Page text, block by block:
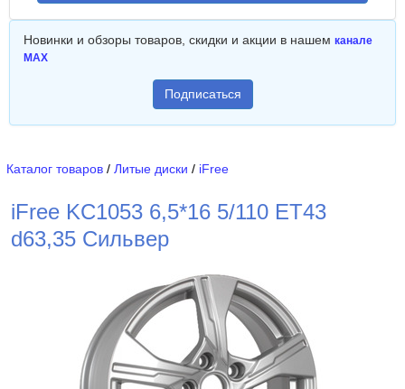
Новинки и обзоры товаров, скидки и акции в нашем канале
MAX
Подписаться
Каталог товаров / Литые диски / iFree
iFree KC1053 6,5*16 5/110 ET43
d63,35 Сильвер